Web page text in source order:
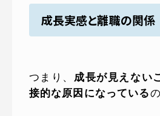
成長実感と離職の関係
つまり、 成長が見えない
接的な原因になっている